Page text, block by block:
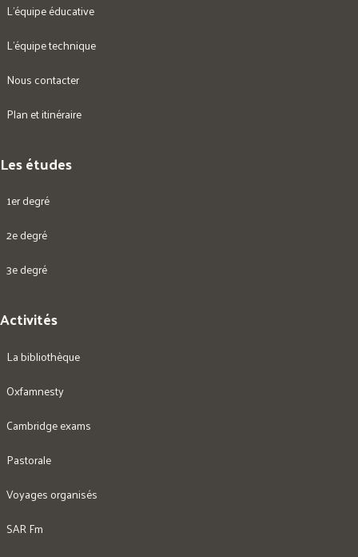
L’équipe éducative
L’équipe technique
Nous contacter
Plan et itinéraire
Les études
1er degré
2e degré
3e degré
Activités
La bibliothèque
Oxfamnesty
Cambridge exams
Pastorale
Voyages organisés
SAR Fm